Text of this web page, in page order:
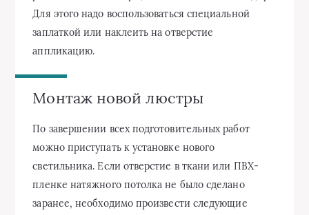
Для этого надо воспользоваться специальной
заплаткой или наклеить на отверстие
аппликацию.
Монтаж новой люстры
По завершении всех подготовительных работ
можно приступать к установке нового
светильника. Если отверстие в ткани или ПВХ-
пленке натяжного потолка не было сделано
заранее, необходимо произвести следующие